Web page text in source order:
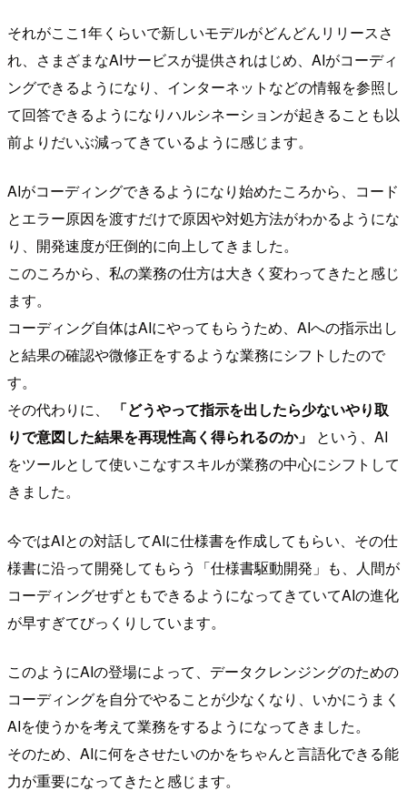
それがここ1年くらいで新しいモデルがどんどんリリースさ
れ、さまざまなAIサービスが提供されはじめ、AIがコーディ
ングできるようになり、インターネットなどの情報を参照し
て回答できるようになりハルシネーションが起きることも以
前よりだいぶ減ってきているように感じます。
AIがコーディングできるようになり始めたころから、コード
とエラー原因を渡すだけで原因や対処方法がわかるようにな
り、開発速度が圧倒的に向上してきました。
このころから、私の業務の仕方は大きく変わってきたと感じ
ます。
コーディング自体はAIにやってもらうため、AIへの指示出し
と結果の確認や微修正をするような業務にシフトしたので
す。
その代わりに、
「どうやって指示を出したら少ないやり取
りで意図した結果を再現性高く得られるのか」
という、AI
をツールとして使いこなすスキルが業務の中心にシフトして
きました。
今ではAIとの対話してAIに仕様書を作成してもらい、その仕
様書に沿って開発してもらう「仕様書駆動開発」も、人間が
コーディングせずともできるようになってきていてAIの進化
が早すぎてびっくりしています。
このようにAIの登場によって、データクレンジングのための
コーディングを自分でやることが少なくなり、いかにうまく
AIを使うかを考えて業務をするようになってきました。
そのため、AIに何をさせたいのかをちゃんと言語化できる能
力が重要になってきたと感じます。